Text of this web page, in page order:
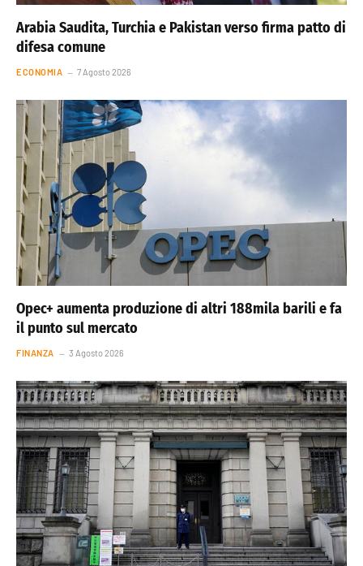
Arabia Saudita, Turchia e Pakistan verso firma patto di
difesa comune
ECONOMIA 7 Agosto 2026
Opec+ aumenta produzione di altri 188mila barili e fa
il punto sul mercato
FINANZA 3 Agosto 2026